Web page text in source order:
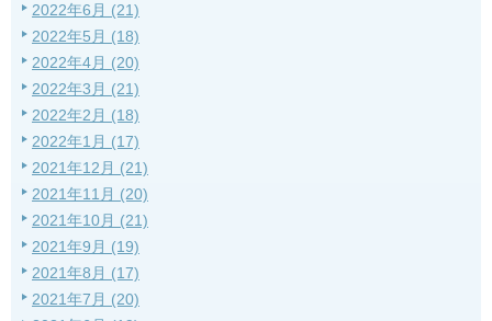
2022年6月 (21)
2022年5月 (18)
2022年4月 (20)
2022年3月 (21)
2022年2月 (18)
2022年1月 (17)
2021年12月 (21)
2021年11月 (20)
2021年10月 (21)
2021年9月 (19)
2021年8月 (17)
2021年7月 (20)